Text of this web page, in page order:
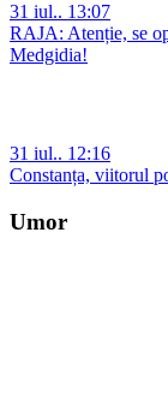
31 iul.. 13:07
RAJA: Atenție, se
Medgidia!
31 iul.. 12:16
Constanța, viitorul
Umor